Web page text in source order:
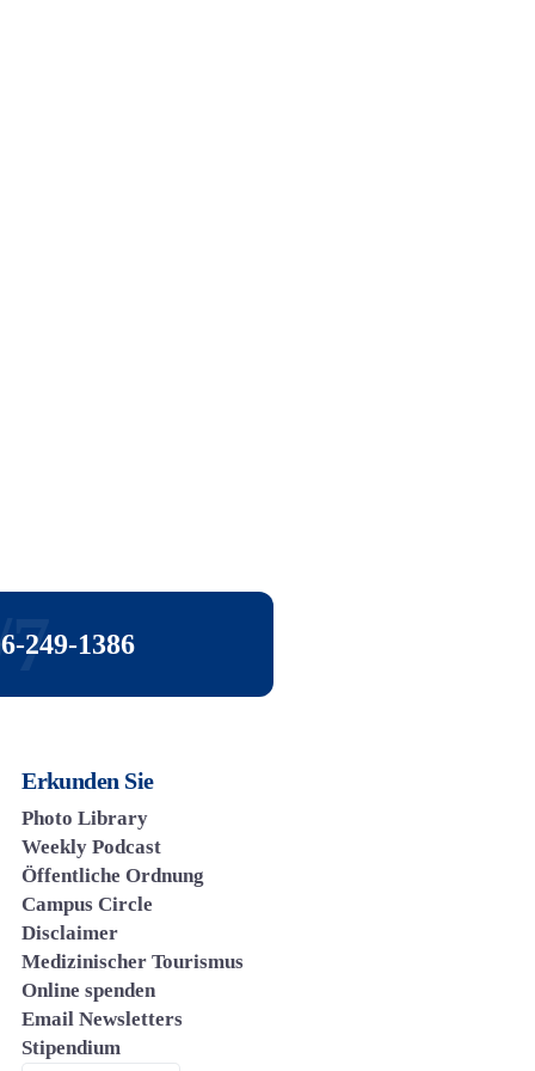
249-1386
Erkunden Sie
Photo Library
Weekly Podcast
Öffentliche Ordnung
Campus Circle
Disclaimer
Medizinischer Tourismus
Online spenden
Email Newsletters
Stipendium